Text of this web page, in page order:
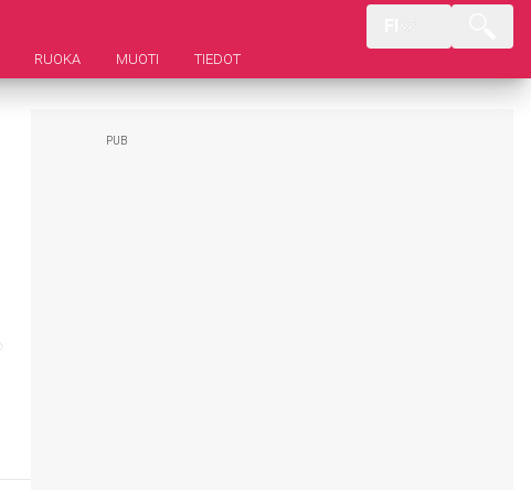
RUOKA MUOTI TIEDOT